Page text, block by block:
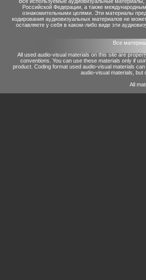
Российской Федерации, а также
ознакомительными целями. Эти материалы
кодирования аудиовизуальных материалов не
оставляете у себя в каком-либо виде эти
Все
All used audio-visual materials on this site are
conventions. You can use these materials only if
product. Coding format used audio-visual materials
audio-visual materials, but
All